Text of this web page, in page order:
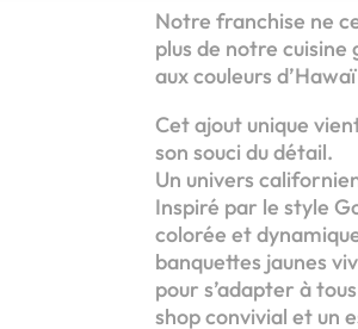
Notre franchise ne
plus de notre cuisine
aux couleurs
Cet ajout unique
son souci du détail.
Un univers
Inspiré par le style
colorée et
banquettes jaunes
pour s’adapter à
shop convivial et un